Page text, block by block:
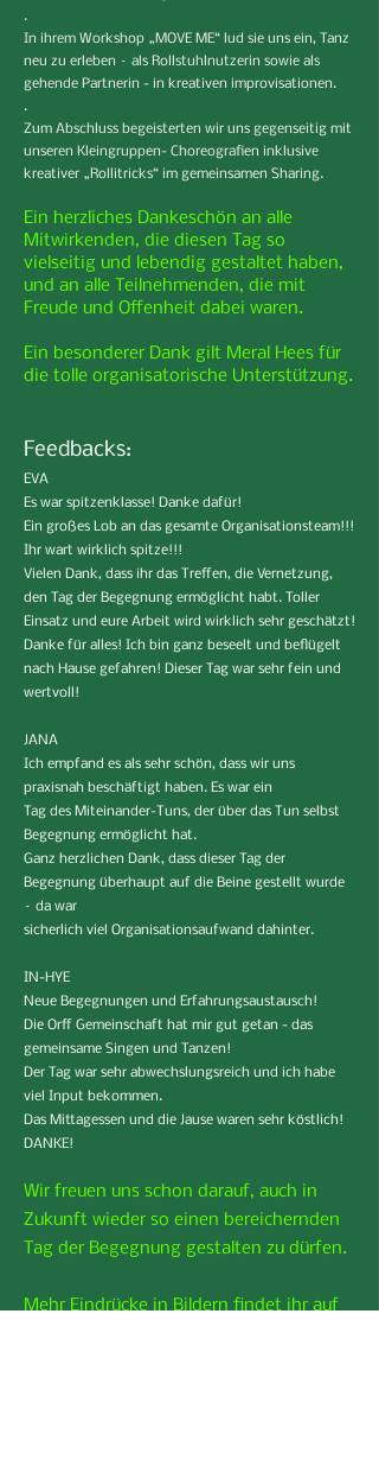
.
In ihrem Workshop „MOVE ME“ lud sie uns ein, Tanz
neu zu erleben – als Rollstuhlnutzerin sowie als
gehende Partnerin - in kreativen improvisationen.
.
Zum Abschluss begeisterten wir uns gegenseitig mit
unseren Kleingruppen- Choreografien inklusive
kreativer „Rollitricks“ im gemeinsamen Sharing.
Ein herzliches Dankeschön an alle
Mitwirkenden, die diesen Tag so
vielseitig und lebendig gestaltet haben,
und an alle Teilnehmenden, die mit
Freude und Offenheit dabei waren.
Ein besonderer Dank gilt Meral Hees für
die tolle organisatorische Unterstützung.
Feedbacks:
EVA
Es war spitzenklasse! Danke dafür!
Ein großes Lob an das gesamte Organisationsteam!!!
Ihr wart wirklich spitze!!!
Vielen Dank, dass ihr das Treffen, die Vernetzung,
den Tag der Begegnung ermöglicht habt. Toller
Einsatz und eure Arbeit wird wirklich sehr geschätzt!
Danke für alles! Ich bin ganz beseelt und beflügelt
nach Hause gefahren! Dieser Tag war sehr fein und
wertvoll!
JANA
Ich empfand es als sehr schön, dass wir uns
praxisnah beschäftigt haben. Es war ein
Tag des Miteinander-Tuns, der über das Tun selbst
Begegnung ermöglicht hat.
Ganz herzlichen Dank, dass dieser Tag der
Begegnung überhaupt auf die Beine gestellt wurde
– da war
sicherlich viel Organisationsaufwand dahinter.
IN-HYE
Neue Begegnungen und Erfahrungsaustausch!
Die Orff Gemeinschaft hat mir gut getan - das
gemeinsame Singen und Tanzen!
Der Tag war sehr abwechslungsreich und ich habe
viel Input bekommen.
Das Mittagessen und die Jause waren sehr köstlich!
DANKE!
Wir freuen uns schon darauf, auch in
Zukunft wieder so einen bereichernden
Tag der Begegnung gestalten zu dürfen.
Mehr Eindrücke in Bildern findet ihr auf